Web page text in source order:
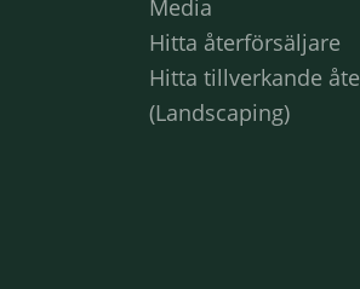
Media
Hitta återförsäljare
Hitta tillverkande
(Landscaping)